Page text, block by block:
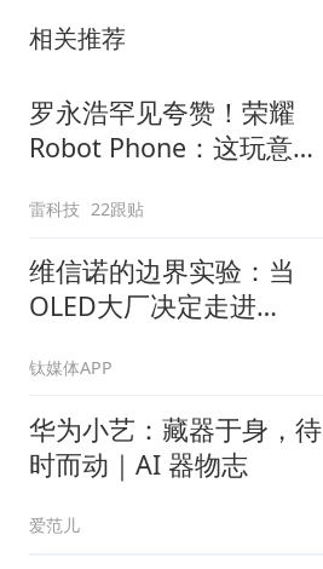
相关推荐
罗永浩罕见夸赞！荣耀
Robot Phone：这玩意儿
雷科技 22跟贴
维信诺的边界实验：当
OLED大厂决定走进
钛媒体APP
华为小艺：藏器于身，待
时而动｜AI 器物志
爱范儿